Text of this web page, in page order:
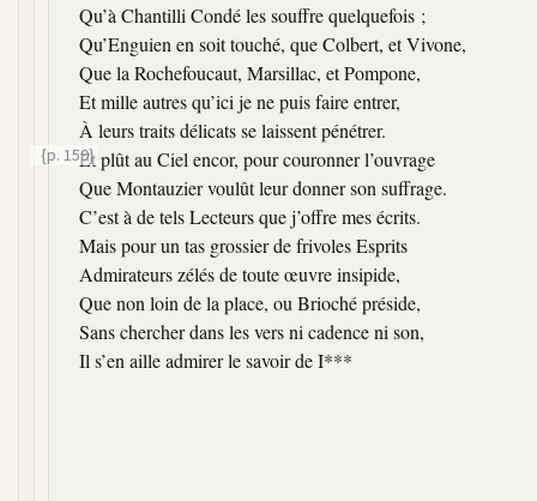
Qu’à Chantilli Condé les souffre quelquefois ;
Qu’Enguien en soit touché, que Colbert, et Vivone,
Que la Rochefoucaut, Marsillac, et Pompone,
Et mille autres qu’ici je ne puis faire entrer,
À leurs traits délicats se laissent pénétrer.
{p. 159}Et plût au Ciel encor, pour couronner l’ouvrage
Que Montauzier voulût leur donner son suffrage.
C’est à de tels Lecteurs que j’offre mes écrits.
Mais pour un tas grossier de frivoles Esprits
Admirateurs zélés de toute œuvre insipide,
Que non loin de la place, ou Brioché préside,
Sans chercher dans les vers ni cadence ni son,
Il s’en aille admirer le savoir de I***